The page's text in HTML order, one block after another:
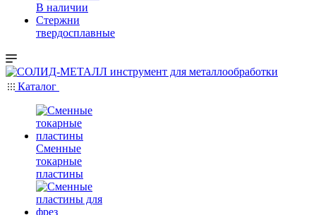
В наличии
Стержни
твердосплавные
Каталог
Сменные
токарные
пластины